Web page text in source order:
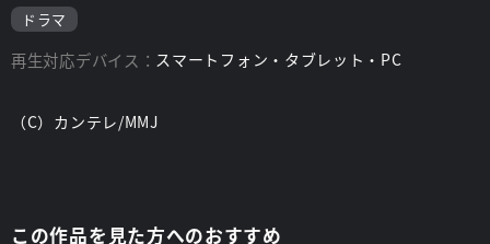
ドラマ
再生対応デバイス： スマートフォン・タブレット・PC
（C）カンテレ/MMJ
この作品を見た方へのおすすめ